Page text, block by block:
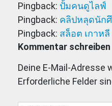
Pingback: ปั้มคนดูไลฟ์
Pingback: คลิปหลุดนัก
Pingback: สล็อต เกาหลี
Kommentar schreiben
Deine E-Mail-
Erforderliche Felder